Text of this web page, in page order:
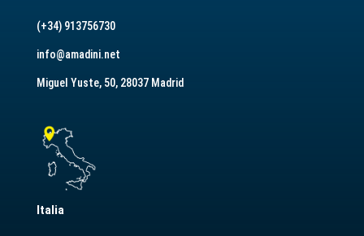
(+34) 913756730
info@amadini.net
Miguel Yuste, 50, 28037 Madrid
Italia